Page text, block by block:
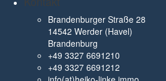
Brandenburger Straße 28
14542 Werder (Havel)
Brandenburg
+49 3327 6691210
+49 3327 6691212